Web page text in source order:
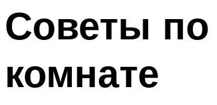
Советы по
комнате